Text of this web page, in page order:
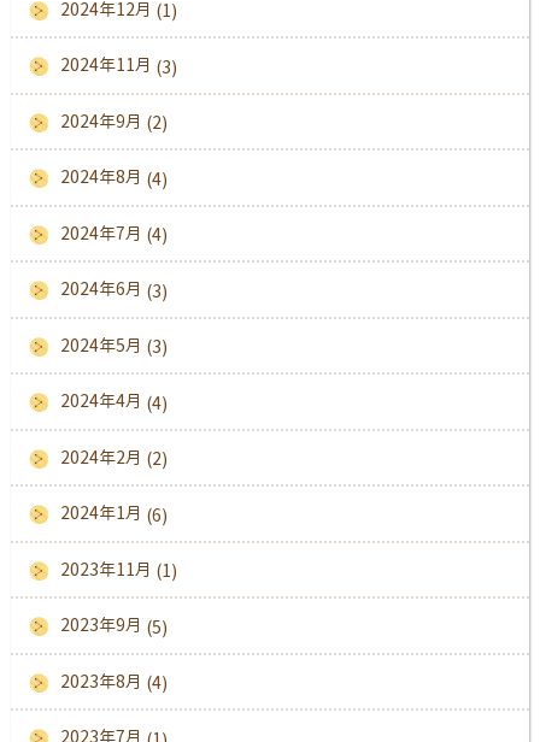
2024年12月 (1)
2024年11月 (3)
2024年9月 (2)
2024年8月 (4)
2024年7月 (4)
2024年6月 (3)
2024年5月 (3)
2024年4月 (4)
2024年2月 (2)
2024年1月 (6)
2023年11月 (1)
2023年9月 (5)
2023年8月 (4)
2023年7月